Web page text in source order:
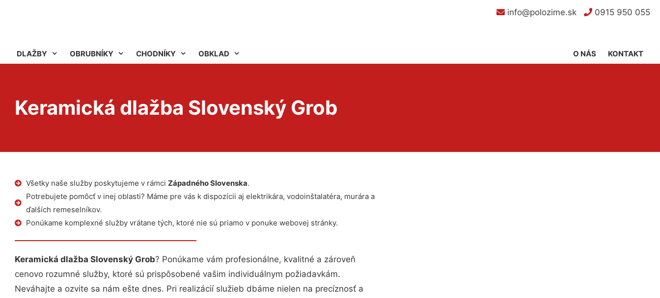
info@polozime.sk 0915 950 055
DLAŽBY OBRUBNÍKY CHODNÍKY OBKLAD KONTAKT
O NÁS
Keramická dlažba Slovenský Grob
Všetky naše služby poskytujeme v rámci Západného Slovenska.
Potrebujete pomôcť v inej oblasti? Máme pre vás k dispozícii aj elektrikára, vodoinštalatéra, murára a
ďalších remeselníkov.
Ponúkame komplexné služby vrátane tých, ktoré nie sú priamo v ponuke webovej stránky.
Keramická dlažba Slovenský Grob? Ponúkame vám profesionálne, kvalitné a zároveň
cenovo rozumné služby, ktoré sú prispôsobené vašim individuálnym požiadavkám.
Neváhajte a ozvite sa nám ešte dnes. Pri realizácií služieb dbáme nielen na precíznosť a